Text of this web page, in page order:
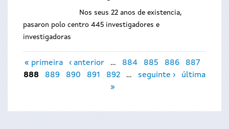
Nos seus 22 anos de existencia,
pasaron polo centro 445 investigadores e
investigadoras
Páxinas
« primeira ‹ anterior … 884 885 886
887
888
889 890 891 892 … seguinte ›
última
»